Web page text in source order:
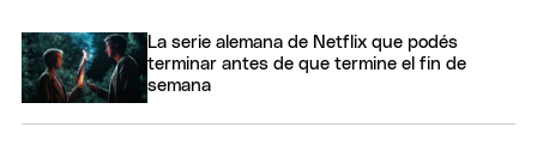
La serie alemana de Netflix que podés
terminar antes de que termine el fin de
semana